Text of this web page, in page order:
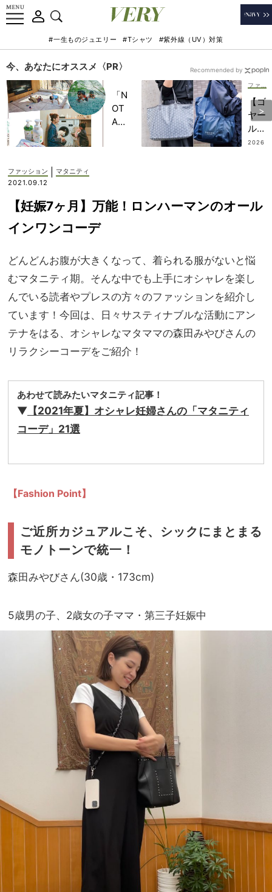
#一生ものジュエリー #Tシャツ #紫外線（UV）対策
今、あなたにオススメ〈PR〉
「N
OT
A
記憶
に一
【極
上の
家族
旅】
【ゴ
ヤー
ル
も！
なマ
ート
バッ
て？
2026
Recommended by
ファッション
マタニティ
2021.09.12
【妊娠7ヶ月】万能！ロンハーマンのオール
インワンコーデ
どんどんお腹が大きくなって、着られる服がないと悩
むマタニティ期。そんな中でも上手にオシャレを楽し
んでいる読者やプレスの方々のファッションを紹介し
ています！今回は、日々サスティナブルな活動にアン
テナをはる、オシャレなマタママの森田みやびさんの
リラクシーコーデをご紹介！
あわせて読みたいマタニティ記事！
▼ 【2021年夏】オシャレ妊婦さんの「マタニティ
コーデ」21選
【Fashion Point】
ご近所カジュアルこそ、シックにまとまる
モノトーンで統一！
森田みやびさん(30歳・173cm)
5歳男の子、2歳女の子ママ・第三子妊娠中